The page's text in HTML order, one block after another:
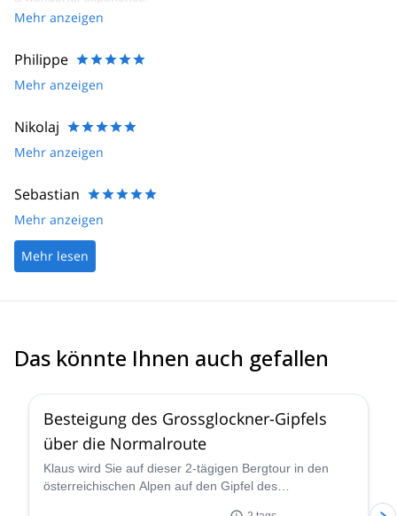
Mehr anzeigen
Philippe
Mehr anzeigen
Nikolaj
Mehr anzeigen
Sebastian
Mehr anzeigen
Mehr lesen
Das könnte Ihnen auch gefallen
4.6
Besteigung des Grossglockner-Gipfels
über die Normalroute
Klaus wird Sie auf dieser 2-tägigen Bergtour in den
österreichischen Alpen auf den Gipfel des